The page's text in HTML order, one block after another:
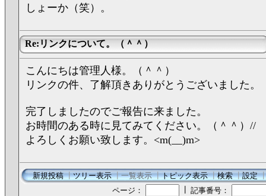
しょーか（笑）。
Re:リンクについて。（＾＾）
こんにちは管理人様。（＾＾）
リンクの件、了解頂きありがとうございました。
完了しましたのでご報告に来ました。
お時間のある時に見てみてください。（＾＾）//
よろしくお願い致します。<m(__)m>
新規投稿┃ツリー表示┃一覧表示┃トピック表示┃検索┃設定
ページ：
記事番号：